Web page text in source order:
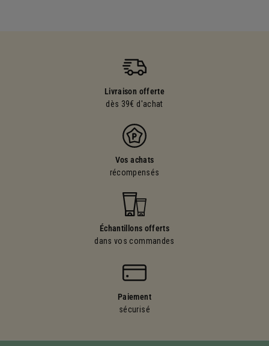
Livraison offerte
dès 39€ d'achat
Vos achats
récompensés
Échantillons offerts
dans vos commandes
Paiement
sécurisé